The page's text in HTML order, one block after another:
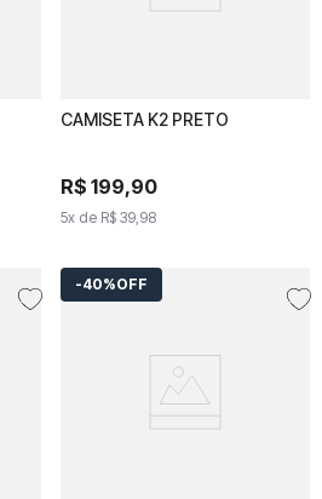
CAMISETA K2 PRETO
R$ 199,90
5x de R$ 39,98
CAMISETA K2 PRETO
R$199
5x deR$
40%OFF